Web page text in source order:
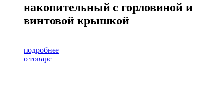
накопительный с горловиной и
винтовой крышкой
подробнее
о товаре